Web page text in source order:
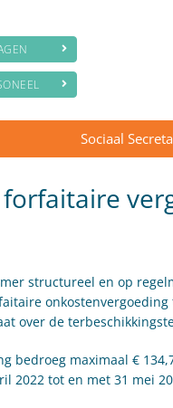
Sociaal
structureel en op
over de
bedroeg maximaal €
2022 tot en met 31 mei